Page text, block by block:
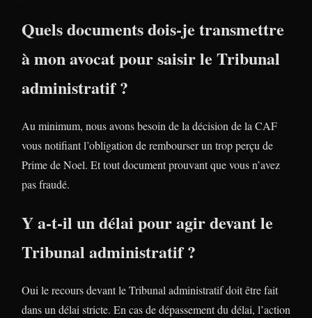
Quels documents dois-je transmettre
à mon avocat pour saisir le Tribunal
administratif ?
Au minimum, nous avons besoin de la décision de la CAF
vous notifiant l’obligation de rembourser un trop perçu de
Prime de Noel. Et tout document prouvant que vous n’avez
pas fraudé.
Y a-t-il un délai pour agir devant le
Tribunal administratif ?
Oui le recours devant le Tribunal administratif doit être fait
dans un délai stricte. En cas de dépassement du délai, l’action